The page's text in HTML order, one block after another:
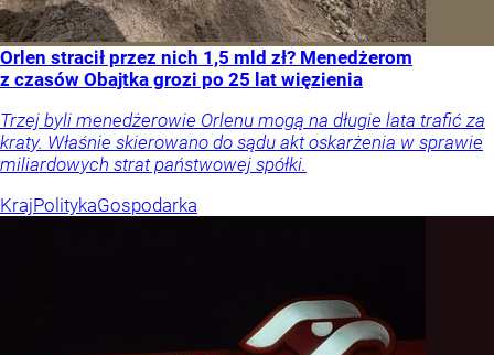
Orlen stracił przez nich 1,5 mld zł? Menedżerom
z czasów Obajtka grozi po 25 lat więzienia
Trzej byli menedżerowie Orlenu mogą na długie lata trafić za
kraty. Właśnie skierowano do sądu akt oskarżenia w sprawie
miliardowych strat państwowej spółki.
KrajPolitykaGospodarka